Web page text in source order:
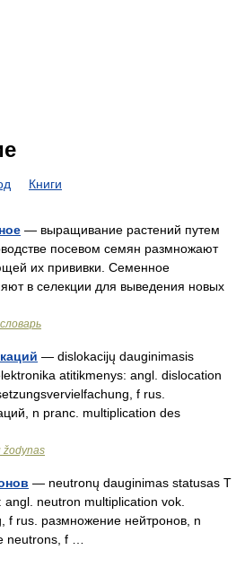
Книги
— выращивание растений путем
посевом семян размножают
их прививки. Семенное
в селекции для выведения новых
— dislokacijų dauginimasis
atitikmenys: angl. dislocation
f rus.
n pranc. multiplication des
žodynas
— neutronų dauginimas statusas T
neutron multiplication vok.
f rus. размножение нейтронов, n
neutrons, f …